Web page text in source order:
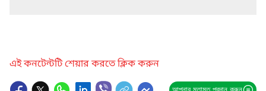
এই কনটেন্টটি শেয়ার করতে ক্লিক করুন